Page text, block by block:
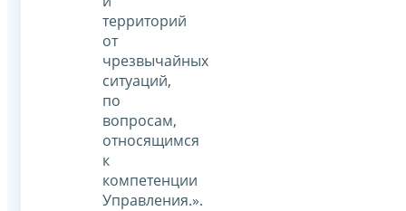
территорий
от
чрезвычайных
ситуаций,
по
вопросам,
относящимся
к
компетенции
Управления.».